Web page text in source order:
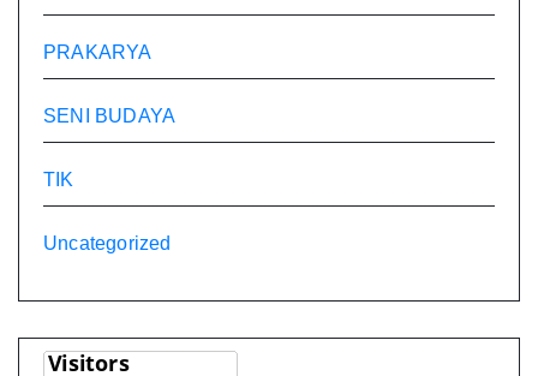
PRAKARYA
SENI BUDAYA
TIK
Uncategorized